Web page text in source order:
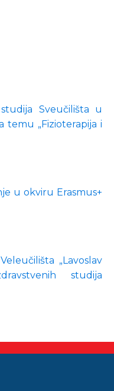
Sveučilišta u
temu „Fizioterapija i
u okviru Erasmus+
„Lavoslav
studija